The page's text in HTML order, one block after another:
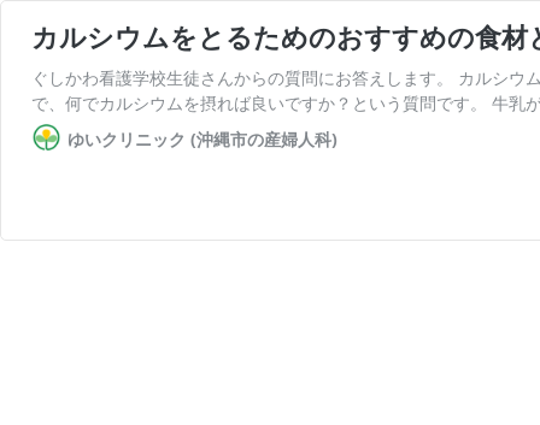
カルシウムをとるためのおすすめの食材
ぐしかわ看護学校生徒さんからの質問にお答えします。 カルシ
で、何でカルシウムを摂れば良いですか？という質問です。 牛
ゆいクリニック (沖縄市の産婦人科)